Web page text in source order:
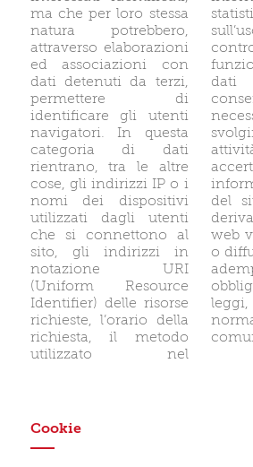
ma che per loro stessa
natura potrebbero,
attraverso elaborazioni
ed associazioni con
dati detenuti da terzi,
permettere di
identificare gli utenti
navigatori. In questa
categoria di dati
rientrano, tra le altre
cose, gli indirizzi IP o i
nomi dei dispositivi
utilizzati dagli utenti
che si connettono al
sito, gli indirizzi in
notazione URI
(Uniform Resource
Identifier) delle risorse
richieste, l’orario della
richiesta, il metodo
utilizzato nel
statistiche anonime
sull’uso del sito e per
controllarne il corretto
funzionamento. Tali
dati vengono
conservati per il tempo
necessario allo
svolgimento di tali
attività, salvo eventuali
accertamenti di reati
informatici ai danni
del sito. Nessun dato
derivante dal servizio
web verrà comunicato
o diffuso, salvo che per
adempiere agli
obblighi previsti da
leggi, regolamenti o
normative
Cookie